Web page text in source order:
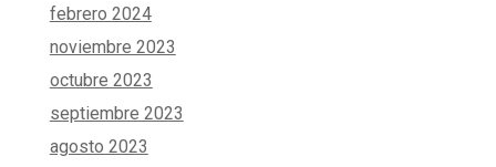
febrero 2024
noviembre 2023
octubre 2023
septiembre 2023
agosto 2023